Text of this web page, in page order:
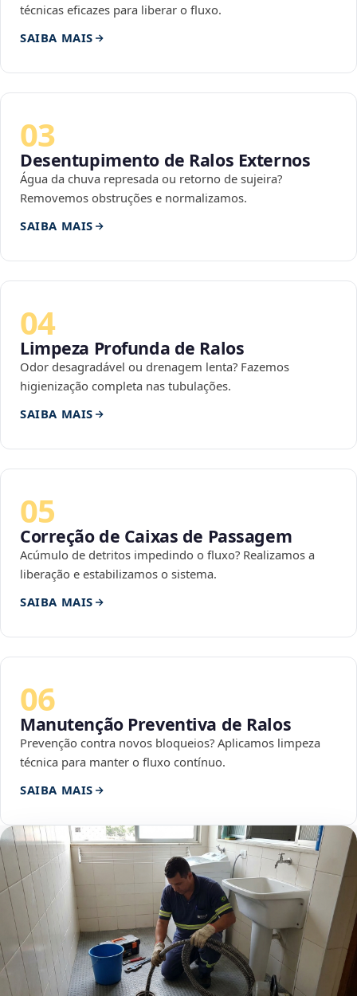
técnicas eficazes para liberar o fluxo.
SAIBA MAIS
03
Desentupimento de Ralos Externos
Água da chuva represada ou retorno de sujeira?
Removemos obstruções e normalizamos.
SAIBA MAIS
04
Limpeza Profunda de Ralos
Odor desagradável ou drenagem lenta? Fazemos
higienização completa nas tubulações.
SAIBA MAIS
05
Correção de Caixas de Passagem
Acúmulo de detritos impedindo o fluxo? Realizamos a
liberação e estabilizamos o sistema.
SAIBA MAIS
06
Manutenção Preventiva de Ralos
Prevenção contra novos bloqueios? Aplicamos limpeza
técnica para manter o fluxo contínuo.
SAIBA MAIS